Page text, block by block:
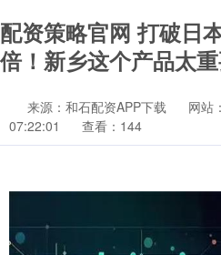
配资策略官网 打破日
倍！新乡这个产品太
来源：和石配资APP下载 网站
07:22:01
查看：144